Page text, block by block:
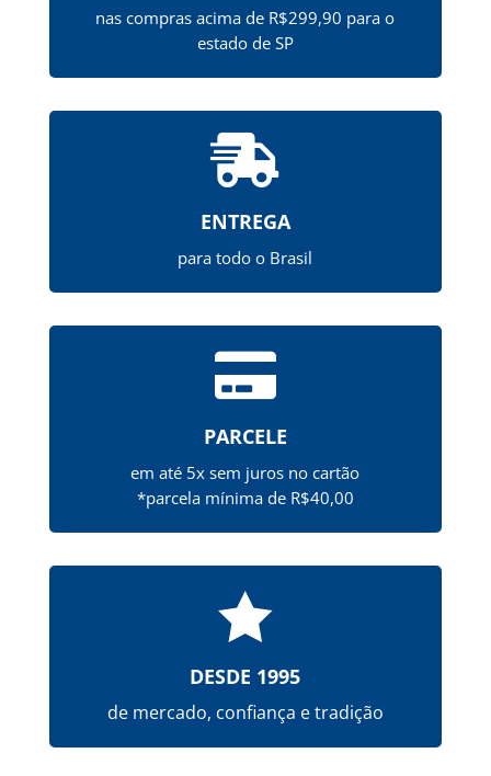
nas compras acima de R$299,90 para o
estado de SP

ENTREGA
para todo o Brasil

PARCELE
em até 5x sem juros no cartão
*parcela mínima de R$40,00

DESDE 1995
de mercado, confiança e tradição